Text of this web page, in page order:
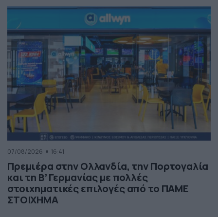
07/08/2026 16:41
Πρεμιέρα στην Ολλανδία, την Πορτογαλία
και τη Β’ Γερμανίας με πολλές
στοιχηματικές επιλογές από το ΠΑΜΕ
ΣΤΟΙΧΗΜΑ